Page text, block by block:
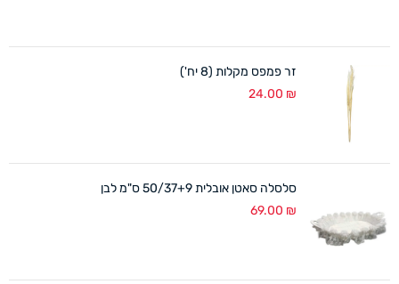
זר פמפס מקלות (8 יח')
24.00 ₪
סלסלה סאטן אובלית 50/37+9 ס"מ לבן
69.00 ₪